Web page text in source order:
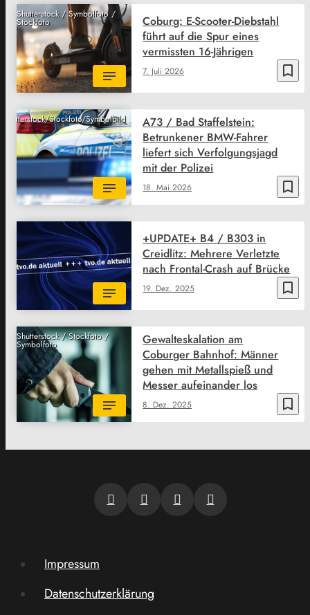
Shutterstock / Symbolfoto /
Stockfoto
bookmark_border
7. Juli 2026
Coburg: E-Scooter-Diebstahl
führt auf die Spur eines
vermissten 16-Jährigen
Shutterstock/Stockfoto/Symbolbild
bookmark_border
18. Mai 2026
A73 / Bad Staffelstein:
Betrunkener BMW-Fahrer
liefert sich Verfolgungsjagd
mit der Polizei
bookmark_border
19. Dez. 2025
+UPDATE+ B4 / B303 in
Creidlitz: Mehrere Verletzte
nach Frontal-Crash auf Brücke
Shutterstock / Stockfoto /
Symbolfoto
bookmark_border
8. Dez. 2025
Gewalteskalation am
Coburger Bahnhof: Männer
gehen mit Metallspieß und
Messer aufeinander los
Impressum
Datenschutzerklärung